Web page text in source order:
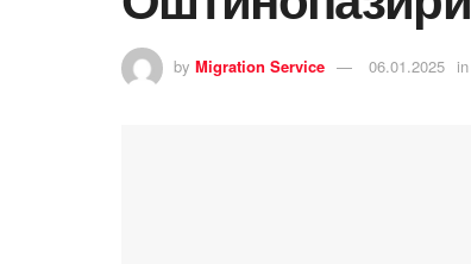
by Migration Service 06.01.2025 in